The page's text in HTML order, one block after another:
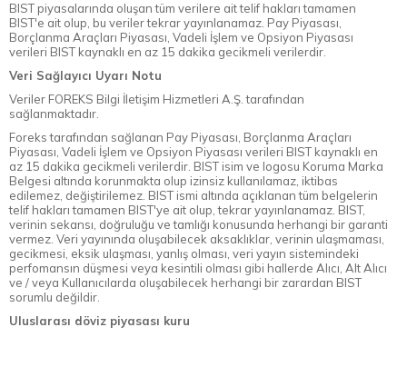
BIST piyasalarında oluşan tüm verilere ait telif hakları tamamen
BIST'e ait olup, bu veriler tekrar yayınlanamaz. Pay Piyasası,
Borçlanma Araçları Piyasası, Vadeli İşlem ve Opsiyon Piyasası
verileri BIST kaynaklı en az 15 dakika gecikmeli verilerdir.
Veri Sağlayıcı Uyarı Notu
Veriler FOREKS Bilgi İletişim Hizmetleri A.Ş. tarafından
sağlanmaktadır.
Foreks tarafından sağlanan Pay Piyasası, Borçlanma Araçları
Piyasası, Vadeli İşlem ve Opsiyon Piyasası verileri BIST kaynaklı en
az 15 dakika gecikmeli verilerdir. BIST isim ve logosu Koruma Marka
Belgesi altında korunmakta olup izinsiz kullanılamaz, iktibas
edilemez, değiştirilemez. BIST ismi altında açıklanan tüm belgelerin
telif hakları tamamen BIST'ye ait olup, tekrar yayınlanamaz. BIST,
verinin sekansı, doğruluğu ve tamlığı konusunda herhangi bir garanti
vermez. Veri yayınında oluşabilecek aksaklıklar, verinin ulaşmaması,
gecikmesi, eksik ulaşması, yanlış olması, veri yayın sistemindeki
perfomansın düşmesi veya kesintili olması gibi hallerde Alıcı, Alt Alıcı
ve / veya Kullanıcılarda oluşabilecek herhangi bir zarardan BIST
sorumlu değildir.
Uluslarası döviz piyasası kuru